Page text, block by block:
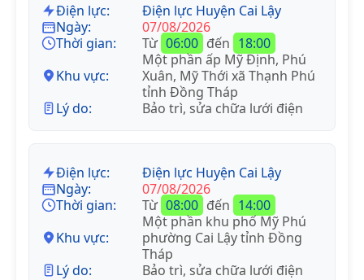
Điện lực:
Điện lực Huyện Cai Lậy
Ngày:
07/08/2026
Thời gian:
Từ 06:00 đến 18:00
Khu vực:
Một phần ấp Mỹ Định, Phú
Xuân, Mỹ Thới xã Thạnh Phú
tỉnh Đồng Tháp
Lý do:
Bảo trì, sửa chữa lưới điện
Điện lực:
Điện lực Huyện Cai Lậy
Ngày:
07/08/2026
Thời gian:
Từ 08:00 đến 14:00
Khu vực:
Một phần khu phố Mỹ Phú
phường Cai Lậy tỉnh Đồng
Tháp
Lý do:
Bảo trì, sửa chữa lưới điện